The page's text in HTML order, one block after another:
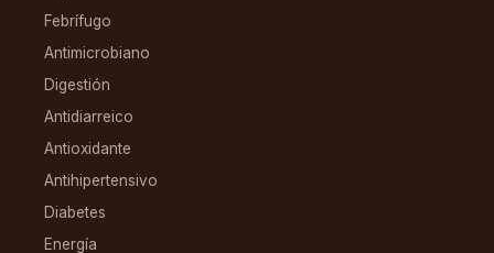
Febrífugo
Antimicrobiano
Digestión
Antidiarreico
Antioxidante
Antihipertensivo
Diabetes
Energía